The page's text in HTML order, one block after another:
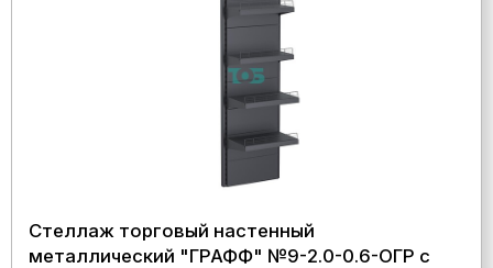
Стеллаж торговый настенный
металлический "ГРАФФ" №9-2.0-0.6-ОГР с